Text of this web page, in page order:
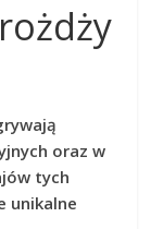
oraz w
tych
unikalne